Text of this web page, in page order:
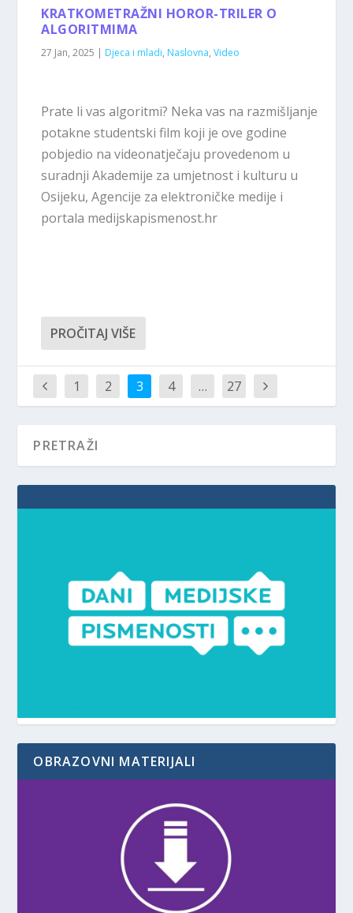
KRATKOMETRAŽNI HOROR-TRILER O
ALGORITMIMA
27 Jan, 2025 | Djeca i mladi, Naslovna,Video
Prate li vas algoritmi? Neka vas na razmišljanje
potakne studentski film koji je ove godine
pobjedio na videonatječaju provedenom u
suradnji Akademije za umjetnost i kulturu u
Osijeku, Agencije za elektroničke medije i
portala medijskapismenost.hr
PROČITAJ VIŠE
1 2 3 4 … 27
OBRAZOVNI MATERIJALI